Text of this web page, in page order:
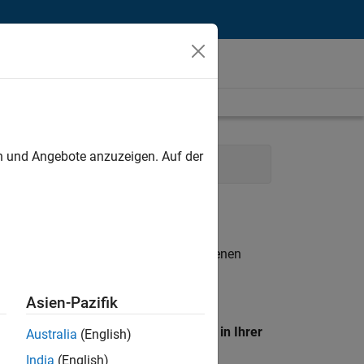
Resources Legal
. Wenn Sie noch immer keine offenen
unseres
Standort, um alle Stellenangebote in Ihrer
Angebote anzuzeigen. Auf der
Asien-Pazifik
Australia (English)
India (English)